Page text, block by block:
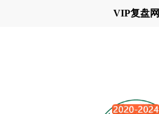
VIP复盘网